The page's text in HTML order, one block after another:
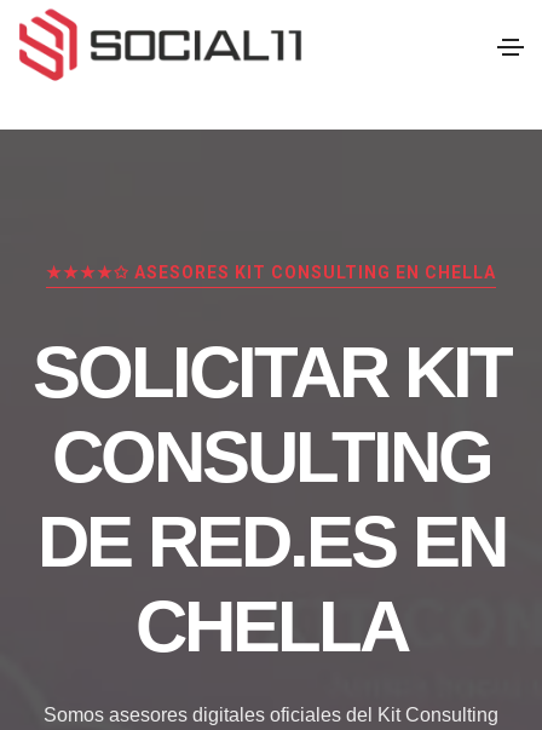
★★★★✩ ASESORES KIT CONSULTING EN CHELLA
SOLICITAR KIT
CONSULTING
DE RED.ES EN
CHELLA
Somos asesores digitales oficiales del Kit Consulting